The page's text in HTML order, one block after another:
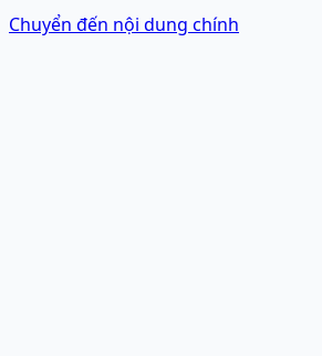
Chuyển đến nội dung chính